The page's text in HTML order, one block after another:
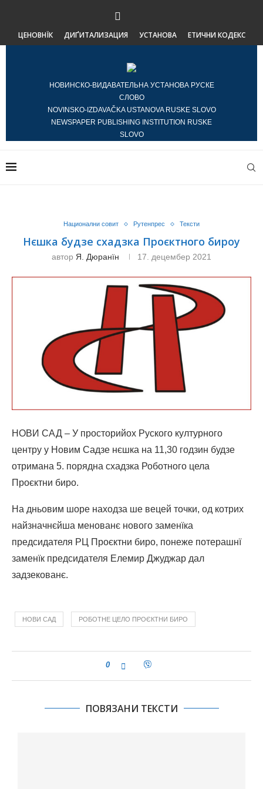
ЦЕНОВНЇК ДИҐИТАЛИЗАЦИЯ УСТАНОВА ЕТИЧНИ КОДЕКС
НОВИНСКО-ВИДАВАТЕЛЬНА УСТАНОВА РУСКЕ
СЛОВО
NOVINSKO-IZDAVAČKA USTANOVA RUSKE SLOVO
NEWSPAPER PUBLISHING INSTITUTION RUSKE
SLOVO
Национални совит Рутенпрес Тексти
Нєшка будзе схадзка Проєктного бироу
автор Я. Дюранїн 17. децембер 2021
НОВИ САД – У просторийох Руского културного
центру у Новим Садзе нєшка на 11,30 годзин будзе
отримана 5. порядна схадзка Роботного цела
Проєктни биро.
На дньовим шоре находза ше вецей точки, од котрих
найзначнєйша менованє нового заменїка
предсидателя РЦ Проєктни биро, понеже потерашнї
заменїк предсидателя Елемир Джуджар дал
задзекованє.
НОВИ САД РОБОТНЕ ЦЕЛО ПРОЄКТНИ БИРО
0
ПОВЯЗАНИ ТЕКСТИ